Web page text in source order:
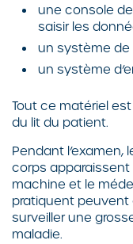
une console
saisir les
un système de
un système
Tout ce matériel
du lit du patient.
Pendant
corps apparaissent
machine et le
pratiquent peuvent
surveiller une
maladie.